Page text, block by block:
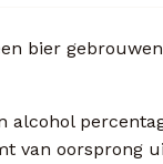
bier
alcohol
van oorsprong